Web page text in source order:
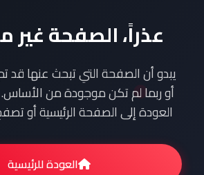
عذراً، الصفحة
يبدو أن الصفحة التي تبحث عنها قد
أو ربما لم تكن موجودة من
العودة إلى الصفحة الرئيسية أو
العودة للرئيسية